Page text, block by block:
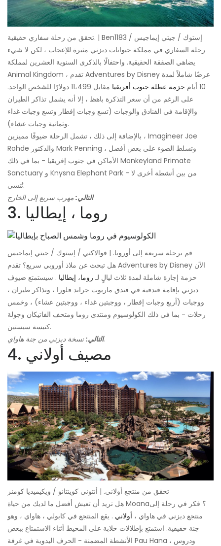
تحقق من رحلة سفاري حقيقية. | Ben1183 / إستوك / جيتي إيماجيس
رحلة السفاري في مملكة حيوانات ديزني مثيرة للإعجاب ، لكن لا شيء
يضاهي الصفقة الحقيقية. واحتفالًا بالذكرى السنوية العشرين لمملكة
Animal Kingdom ، تقدم Adventures by Disney عرضًا شاملاً لمدة
10 أيام
حزمة عطلة جنوب أفريقيا
مقابل 11،499 دولارًا للشخص الواحد.
على الرغم من أن سعر التذكرة باهظ ، إلا أنه يشمل تذاكر الطيران
والإقامة في الفنادق والوجبات (تسع وجبات إفطار وتسع وجبات غداء
وثمانية وجبات عشاء).
بالإضافة إلى ذلك ، تشمل الرحلة ضيوفًا مميزين ، Imagineer Joe
Rohde والدكتور Mark Penning ، وتسلط الضوء على بعض أفضل
الأماكن في جنوب إفريقيا - بما في ذلك Monkeyland Primate
Sanctuary و Knysna Elephant Park - من بين أنشطة أخرى لا
تُنسى.
التالي: مهرب سريع إلى الخارج
3. روما ، إيطاليا
قم برحلة سريعة إلى أوروبا. | فوالاكتي / إستوك / جيتي إيماجيس
هل تبحث عن ملاذ أوروبي سريع؟ تقدم Adventures by Disney الآن
حزمة إجازة شاملة لمدة ثلاث ليالٍ لـ روما، إيطاليا . سيستمتع ضيوف
ديزني بإقامة فندقية في فندق ماريوت جراند فلورا ، وتذاكر طيران ،
ووجبات (أربع وجبات إفطار ، ووجبتين غداء ، ووجبتين عشاء) ، وخمس
رحلات - بما في ذلك الكولوسيوم ومنتدى روما ومتحف الفاتيكان وجولة
كنيسة سيستين.
التالي:نسخة ديزني من جنة هاواي.
4. مصيف أولاني
تحقق من منتجع أولاني. | أنتوني كوينتانو / ويكيميديا ​​كومنز
هل تريد أن تعيش أفضل ما لديك من حياة Moana؟ فكر في رحلة إلى
منتجع ديزني في هاواي ، أولاني . يقع المنتجع في كابولي ، هاواي ، وهو
جنة حقيقية. استمتع بإطلالات خلابة على المحيط أثناء الاستمتاع ببعض
الأنشطة المضمنة - الحرف اليدوية في غرفة Pau Hana ، ودروس